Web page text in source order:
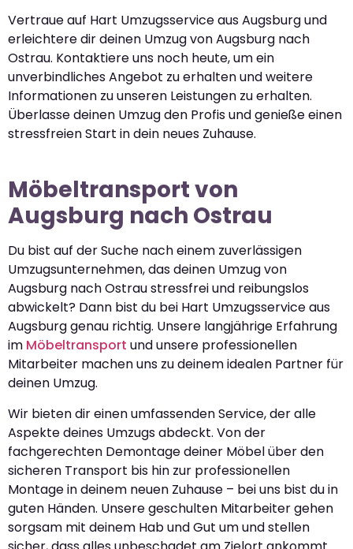
Vertraue auf Hart Umzugsservice aus Augsburg und
erleichtere dir deinen Umzug von Augsburg nach
Ostrau. Kontaktiere uns noch heute, um ein
unverbindliches Angebot zu erhalten und weitere
Informationen zu unseren Leistungen zu erhalten.
Überlasse deinen Umzug den Profis und genieße einen
stressfreien Start in dein neues Zuhause.
Möbeltransport von
Augsburg nach Ostrau
Du bist auf der Suche nach einem zuverlässigen
Umzugsunternehmen, das deinen Umzug von
Augsburg nach Ostrau stressfrei und reibungslos
abwickelt? Dann bist du bei Hart Umzugsservice aus
Augsburg genau richtig. Unsere langjährige Erfahrung
im Möbeltransport und unsere professionellen
Mitarbeiter machen uns zu deinem idealen Partner für
deinen Umzug.
Wir bieten dir einen umfassenden Service, der alle
Aspekte deines Umzugs abdeckt. Von der
fachgerechten Demontage deiner Möbel über den
sicheren Transport bis hin zur professionellen
Montage in deinem neuen Zuhause – bei uns bist du in
guten Händen. Unsere geschulten Mitarbeiter gehen
sorgsam mit deinem Hab und Gut um und stellen